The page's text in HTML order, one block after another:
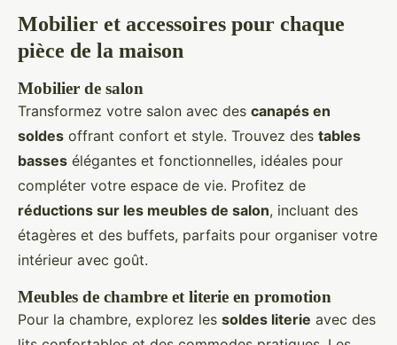
Mobilier et accessoires pour chaque
pièce de la maison
Mobilier de salon
Transformez votre salon avec des canapés en
soldes offrant confort et style. Trouvez des tables
basses élégantes et fonctionnelles, idéales pour
compléter votre espace de vie. Profitez de
réductions sur les meubles de salon, incluant des
étagères et des buffets, parfaits pour organiser votre
intérieur avec goût.
Meubles de chambre et literie en promotion
Pour la chambre, explorez les soldes literie avec des